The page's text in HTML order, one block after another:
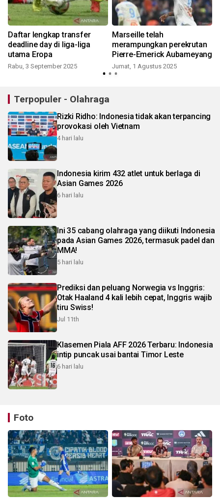
Daftar lengkap transfer
deadline day di liga-liga
utama Eropa
Rabu, 3 September 2025
Marseille telah
merampungkan perekrutan
Pierre-Emerick Aubameyang
Jumat, 1 Agustus 2025
Terpopuler - Olahraga
Rizki Ridho: Indonesia tidak akan terpancing
provokasi oleh Vietnam
4 hari lalu
Indonesia kirim 432 atlet untuk berlaga di
Asian Games 2026
6 hari lalu
Ini 35 cabang olahraga yang diikuti Indonesia
pada Asian Games 2026, termasuk padel dan
MMA!
5 hari lalu
Prediksi dan peluang Norwegia vs Inggris:
Otak Haaland 4 kali lebih cepat, Inggris wajib
tiru Swiss!
Jul 11th
Klasemen Piala AFF 2026 Terbaru: Indonesia
intip puncak usai bantai Timor Leste
6 hari lalu
Foto